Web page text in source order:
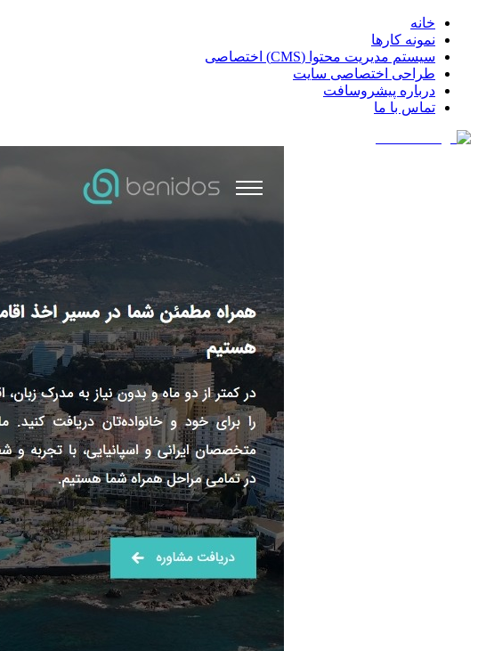
خانه
نمونه کارها
سیستم مدیریت محتوا (CMS) اختصاصی
طراحی اختصاصی سایت
درباره پیشروسافت
تماس با ما